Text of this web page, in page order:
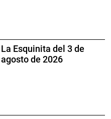
La Esquinita del 3 de
agosto de 2026